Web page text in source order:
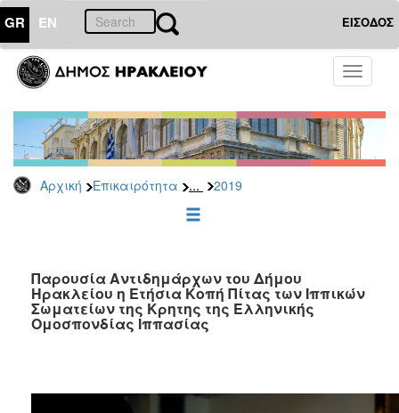
GR EN ΕΙΣΟΔΟΣ
Toggle
Αρχική Επικαιρότητα ... 2019
ΕΠΙΚΑΙΡΟΤΗΤΑ
Τύπου
Αρχείο
2026
2025
2022
2021
2020
Παρουσία Αντιδημάρχων του Δήμου
Ηρακλείου η Ετήσια Κοπή Πίτας των Ιππικών
Σωματείων της Κρητης της Ελληνικής
Ομοσπονδίας Ιππασίας